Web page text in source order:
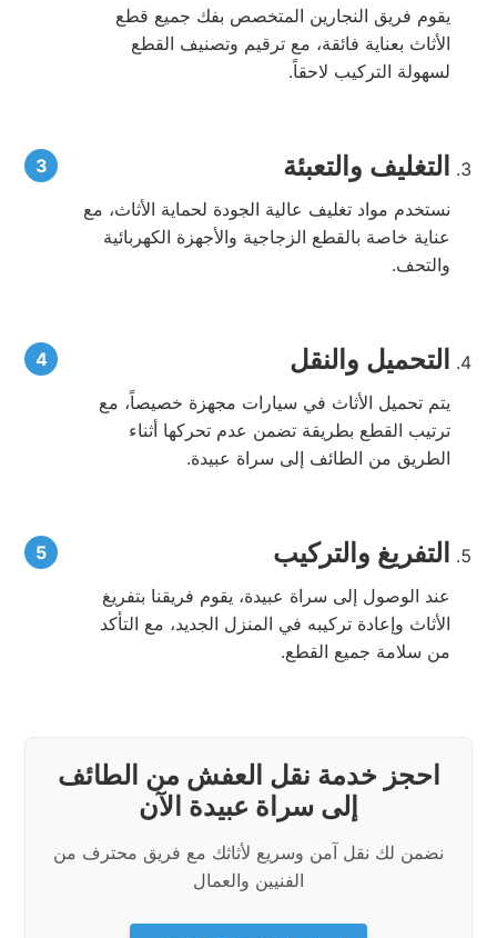
يقوم فريق النجارين المتخصص بفك جميع قطع
الأثاث بعناية فائقة، مع ترقيم وتصنيف القطع
لسهولة التركيب لاحقاً.
التغليف والتعبئة
نستخدم مواد تغليف عالية الجودة لحماية الأثاث، مع
عناية خاصة بالقطع الزجاجية والأجهزة الكهربائية
والتحف.
التحميل والنقل
يتم تحميل الأثاث في سيارات مجهزة خصيصاً، مع
ترتيب القطع بطريقة تضمن عدم تحركها أثناء
الطريق من الطائف إلى سراة عبيدة.
التفريغ والتركيب
عند الوصول إلى سراة عبيدة، يقوم فريقنا بتفريغ
الأثاث وإعادة تركيبه في المنزل الجديد، مع التأكد
من سلامة جميع القطع.
احجز خدمة نقل العفش من الطائف
إلى سراة عبيدة الآن
نضمن لك نقل آمن وسريع لأثاثك مع فريق محترف من
الفنيين والعمال